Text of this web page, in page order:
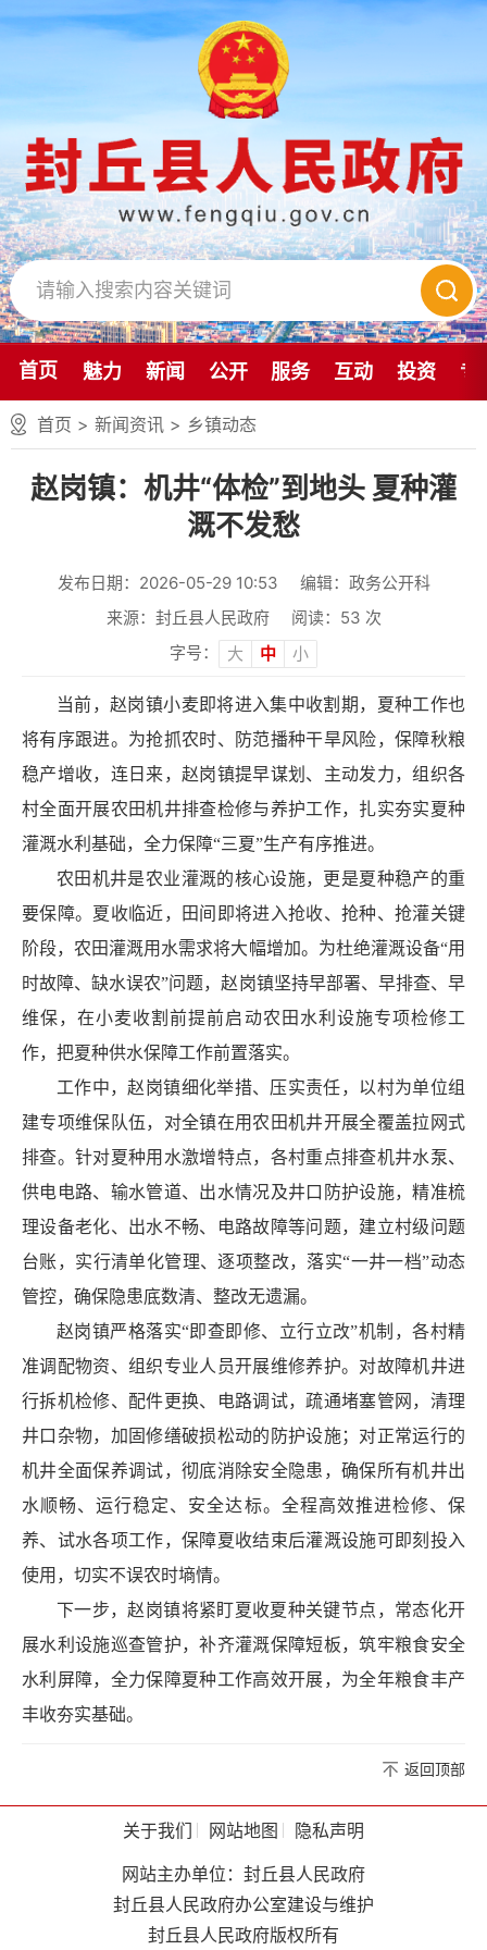
首页 魅力 新闻 公开 服务 互动 投资 专
首页 > 新闻资讯 > 乡镇动态
赵岗镇：机井“体检”到地头 夏种灌
溉不发愁
发布日期：2026-05-29 10:53
编辑：政务公开科
来源：封丘县人民政府
阅读： 53 次
字号：
大 中 小
当前，赵岗镇小麦即将进入集中收割期，夏种工作也
将有序跟进。为抢抓农时、防范播种干旱风险，保障秋粮
稳产增收，连日来，赵岗镇提早谋划、主动发力，组织各
村全面开展农田机井排查检修与养护工作，扎实夯实夏种
灌溉水利基础，全力保障“三夏”生产有序推进。
农田机井是农业灌溉的核心设施，更是夏种稳产的重
要保障。夏收临近，田间即将进入抢收、抢种、抢灌关键
阶段，农田灌溉用水需求将大幅增加。为杜绝灌溉设备“用
时故障、缺水误农”问题，赵岗镇坚持早部署、早排查、早
维保，在小麦收割前提前启动农田水利设施专项检修工
作，把夏种供水保障工作前置落实。
工作中，赵岗镇细化举措、压实责任，以村为单位组
建专项维保队伍，对全镇在用农田机井开展全覆盖拉网式
排查。针对夏种用水激增特点，各村重点排查机井水泵、
供电电路、输水管道、出水情况及井口防护设施，精准梳
理设备老化、出水不畅、电路故障等问题，建立村级问题
台账，实行清单化管理、逐项整改，落实“一井一档”动态
管控，确保隐患底数清、整改无遗漏。
赵岗镇严格落实“即查即修、立行立改”机制，各村精
准调配物资、组织专业人员开展维修养护。对故障机井进
行拆机检修、配件更换、电路调试，疏通堵塞管网，清理
井口杂物，加固修缮破损松动的防护设施；对正常运行的
机井全面保养调试，彻底消除安全隐患，确保所有机井出
水顺畅、运行稳定、安全达标。全程高效推进检修、保
养、试水各项工作，保障夏收结束后灌溉设施可即刻投入
使用，切实不误农时墒情。
下一步，赵岗镇将紧盯夏收夏种关键节点，常态化开
展水利设施巡查管护，补齐灌溉保障短板，筑牢粮食安全
水利屏障，全力保障夏种工作高效开展，为全年粮食丰产
丰收夯实基础。
返回顶部
关于我们 网站地图
隐私声明
网站主办单位：封丘县人民政府
封丘县人民政府办公室建设与维护
封丘县人民政府版权所有